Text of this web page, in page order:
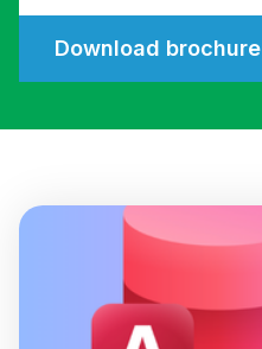
Download brochure